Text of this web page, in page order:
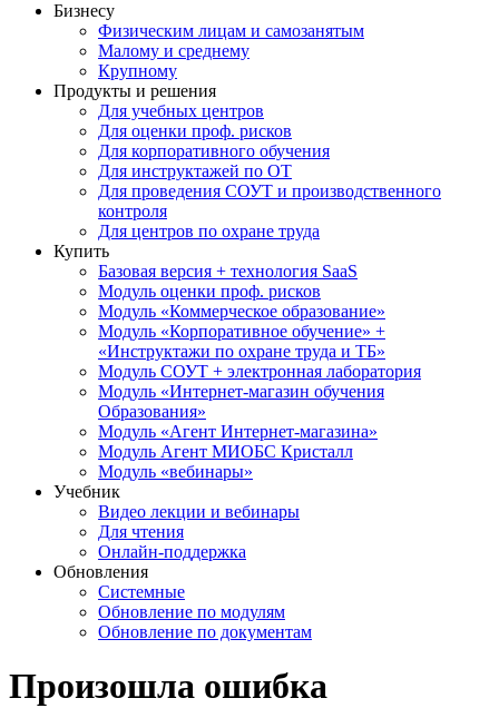
Бизнесу
Физическим лицам и самозанятым
Малому и среднему
Крупному
Продукты и решения
Для учебных центров
Для оценки проф. рисков
Для корпоративного обучения
Для инструктажей по ОТ
Для проведения СОУТ и производственного
контроля
Для центров по охране труда
Купить
Базовая версия + технология SaaS
Модуль оценки проф. рисков
Модуль «Коммерческое образование»
Модуль «Корпоративное обучение» +
«Инструктажи по охране труда и ТБ»
Модуль СОУТ + электронная лаборатория
Модуль «Интернет-магазин обучения
Образования»
Модуль «Агент Интернет-магазина»
Модуль Агент МИОБС Кристалл
Модуль «вебинары»
Учебник
Видео лекции и вебинары
Для чтения
Онлайн-поддержка
Обновления
Системные
Обновление по модулям
Обновление по документам
Произошла ошибка